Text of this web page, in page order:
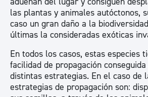
las plantas y animales autóctonos,
caso un gran daño a la
últimas la consideradas exóticas
En todos los casos, estas especies
facilidad de propagación
distintas estrategias. En el caso de
estrategias de propagación son: